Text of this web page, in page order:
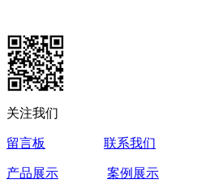
关注我们
留言板 联系我们
产品展示 案例展示